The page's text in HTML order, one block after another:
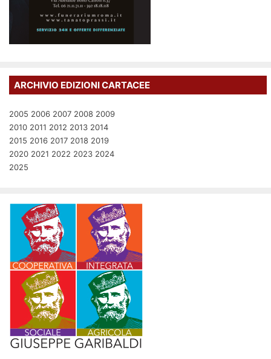
ARCHIVIO EDIZIONI CARTACEE
2005 2006 2007 2008 2009
2010 2011 2012 2013 2014
2015 2016 2017 2018 2019
2020 2021 2022 2023 2024
2025